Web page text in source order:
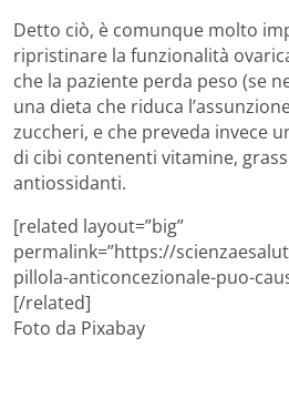
Detto ciò, è comunque molto
ripristinare la funzionalità
che la paziente perda peso (se
una dieta che riduca
zuccheri, e che preveda invece
di cibi contenenti vitamine,
antiossidanti.
[related layout=”big”
permalink=”https://
pillola-anticoncezionale-puo-
[/related]
Foto da Pixabay